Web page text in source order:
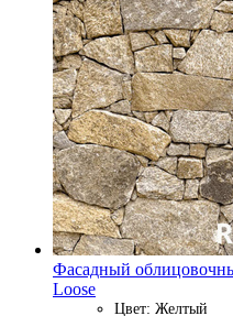
Фасадный
Loose
Цвет: Желтый